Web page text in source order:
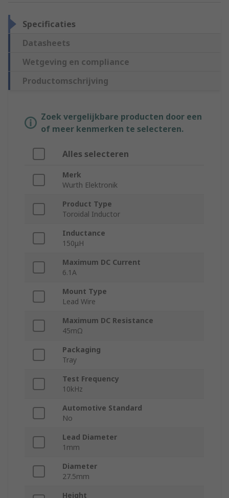
Specificaties
Datasheets
Wetgeving en compliance
Productomschrijving
Zoek vergelijkbare producten door een
of meer kenmerken te selecteren.
Alles selecteren
Merk
Wurth Elektronik
Product Type
Toroidal Inductor
Inductance
150μH
Maximum DC Current
6.1A
Mount Type
Lead Wire
Maximum DC Resistance
45mΩ
Packaging
Tray
Test Frequency
10kHz
Automotive Standard
No
Lead Diameter
1mm
Diameter
27.5mm
Height